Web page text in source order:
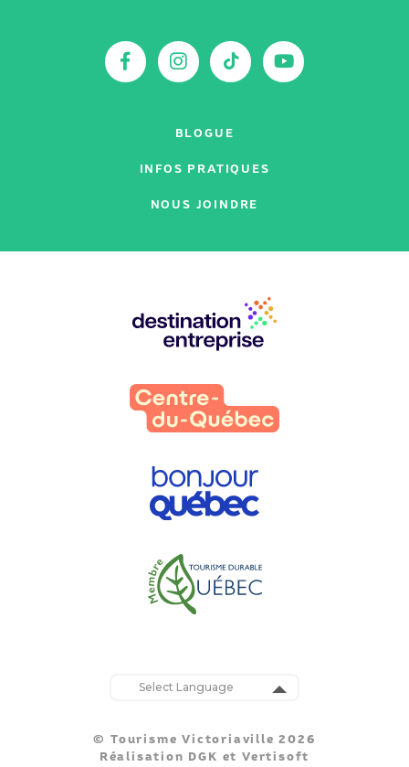
Facebook
Instagram
TikTok
BLOGUE
INFOS PRATIQUES
NOUS JOINDRE
partenaires
:
© Tourisme Victoriaville 2026
Réalisation DGK et Vertisoft